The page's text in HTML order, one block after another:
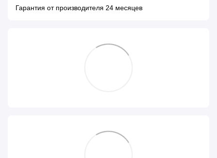
Гарантия от производителя 24 месяцев